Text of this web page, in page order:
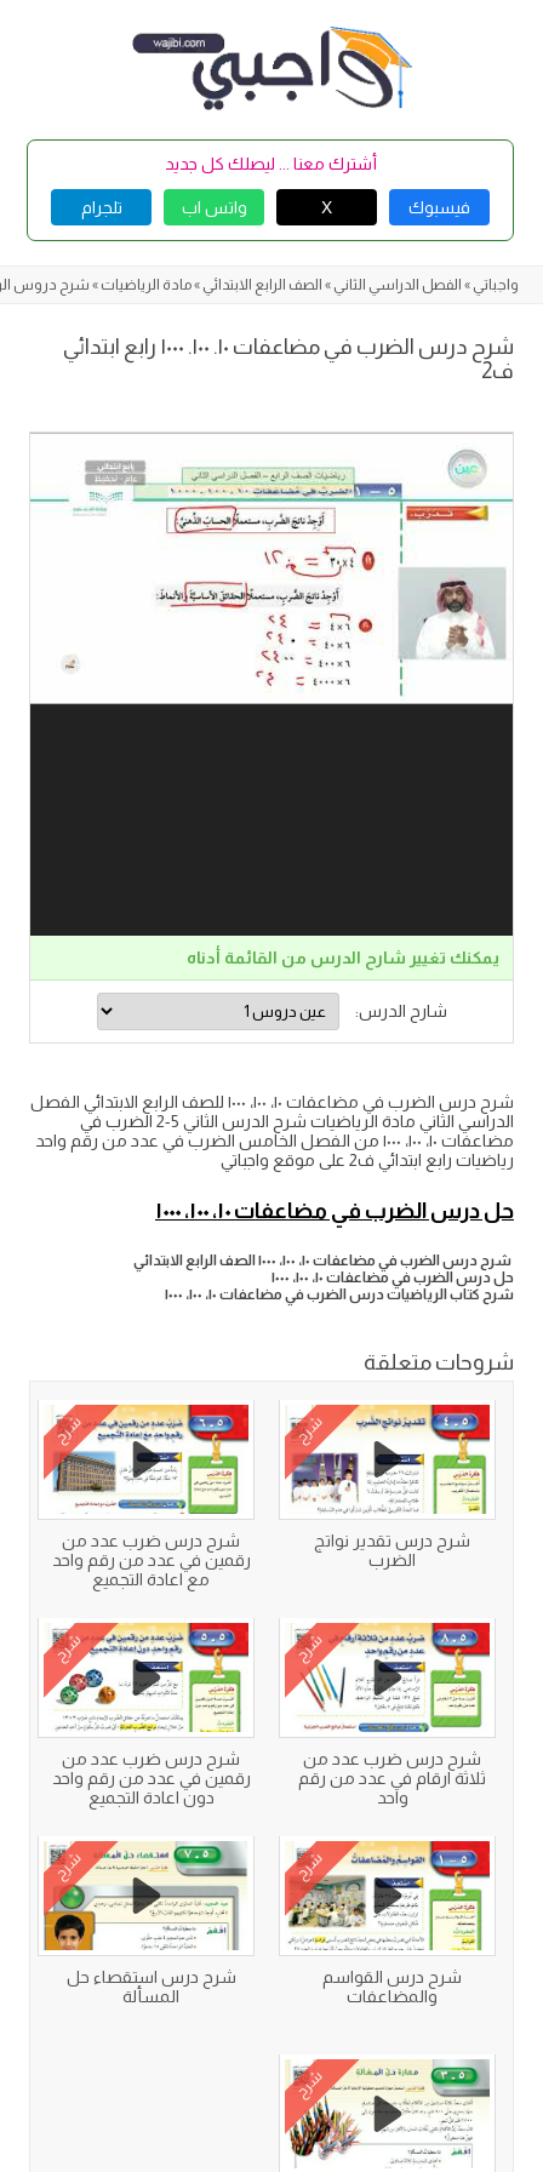
أشترك معنا ... ليصلك كل جديد
فيسبوك X واتس اب تلجرام
واجباتي » الفصل الدراسي الثاني » الصف الرابع الابتدائي »مادة الرياضيات » شرح دروس
شرح درس الضرب في مضاعفات ١٠. ١٠٠. ١٠٠٠ رابع ابتدائي
ف2
يمكنك تغيير شارح الدرس من القائمة أدناه
شارح الدرس:
شرح درس الضرب في مضاعفات ١٠، ١٠٠، ١٠٠٠ للصف الرابع الابتدائي الفصل
الدراسي الثاني مادة الرياضيات شرح الدرس الثاني 5-2 الضرب في
مضاعفات ١٠، ١٠٠، ١٠٠٠ من الفصل الخامس الضرب في عدد من رقم واحد
رياضيات رابع ابتدائي ف2 على موقع واجباتي
حل درس الضرب في مضاعفات ١٠، ١٠٠، ١٠٠٠
شرح درس الضرب في مضاعفات ١٠، ١٠٠، ١٠٠٠ الصف الرابع الابتدائي
حل درس الضرب في مضاعفات ١٠، ١٠٠، ١٠٠٠
شرح كتاب الرياضيات درس الضرب في مضاعفات ١٠، ١٠٠، ١٠٠٠
شروحات متعلقة
شرح
شرح درس تقدير نواتج
الضرب
شرح
شرح درس ضرب عدد من
رقمين في عدد من رقم واحد
مع اعادة التجميع
شرح
شرح درس ضرب عدد من
ثلاثة ارقام في عدد من رقم
واحد
شرح
شرح درس ضرب عدد من
رقمين في عدد من رقم واحد
دون اعادة التجميع
شرح
شرح درس القواسم
والمضاعفات
شرح
شرح درس استقصاء حل
المسألة
شرح